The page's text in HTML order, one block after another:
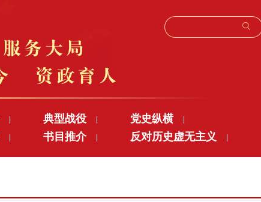
典型战役 党史纵横
书目推介 反对历史虚无主义